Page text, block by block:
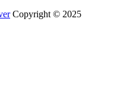
Copyright © 2025